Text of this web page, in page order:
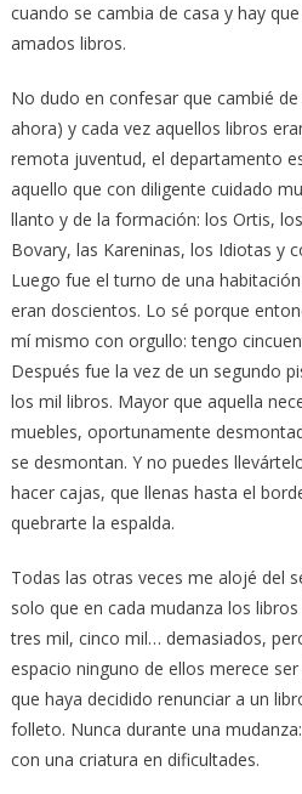
cuando se cambia de casa y hay
amados libros.
No dudo en confesar que cambié
ahora) y cada vez aquellos libros
remota juventud, el departamento
aquello que con diligente cuidado
llanto y de la formación: los Ortis,
Bovary, las Kareninas, los Idiotas y
Luego fue el turno de una
eran doscientos. Lo sé porque
mí mismo con orgullo: tengo
Después fue la vez de un segundo
los mil libros. Mayor que aquella
muebles, oportunamente
se desmontan. Y no puedes
hacer cajas, que llenas hasta el
quebrarte la espalda.
Todas las otras veces me alojé del
solo que en cada mudanza los
tres mil, cinco mil… demasiados,
espacio ninguno de ellos merece
que haya decidido renunciar a un
folleto. Nunca durante una
con una criatura en dificultades.